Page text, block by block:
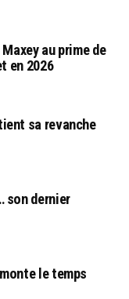
au prime de
en 2026
sa revanche
son dernier
le temps